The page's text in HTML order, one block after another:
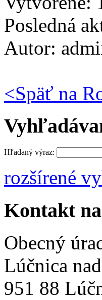
Posledná
Autor:
<Späť na
Hľadaný výraz:
rozšírené
Kontakt
Obecný
Lúčnica
951 88